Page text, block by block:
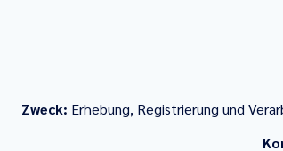
Zweck: Erhebung, Registrierung und